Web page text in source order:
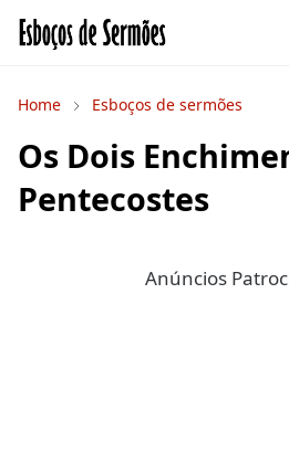
Home Esboços de sermões
Os Dois
Pentecostes
Anúncios